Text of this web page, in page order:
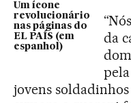
Um ícone
revolucionário
nas páginas do
EL PAÍS (em
espanhol)
da
jovens